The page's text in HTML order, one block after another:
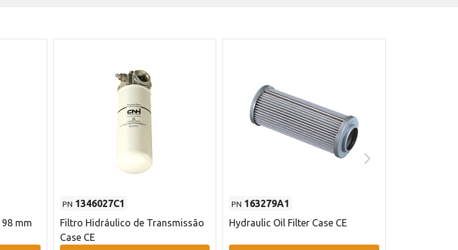
mm
PN 1346027C1
Filtro Hidráulico de Transmissão
Case CE
PN 163279A1
Hydraulic Oil Filter Case CE